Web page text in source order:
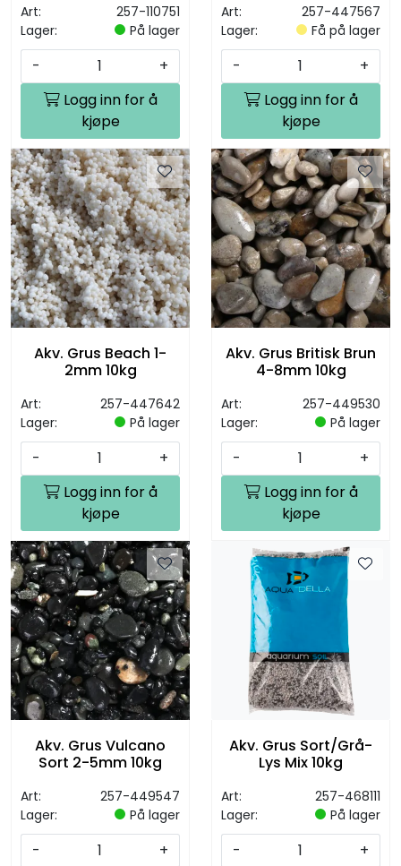
Art:
257-110751
Lager:
På lager
-
+
Logg inn for å
kjøpe
Art:
257-447567
Lager:
Få på lager
-
+
Logg inn for å
kjøpe
Akv. Grus Beach 1-
2mm 10kg
Art:
257-447642
Lager:
På lager
-
+
Logg inn for å
kjøpe
Akv. Grus Britisk Brun
4-8mm 10kg
Art:
257-449530
Lager:
På lager
-
+
Logg inn for å
kjøpe
Akv. Grus Vulcano
Sort 2-5mm 10kg
Art:
257-449547
Lager:
På lager
- +
Akv. Grus Sort/Grå-
Lys Mix 10kg
Art:
257-468111
Lager:
På lager
- +